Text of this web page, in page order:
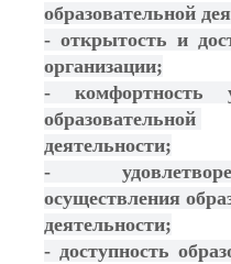
образовательной
- открытость и
организации;
- комфортность
образовательной
деятельности;
-
осуществления
деятельности;
- доступность